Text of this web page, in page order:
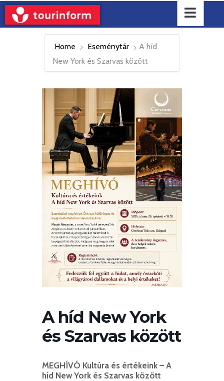
Home Eseménytár
A híd
New York és Szarvas között
A híd New York
és Szarvas között
MEGHÍVÓ Kultúra és értékeink – A
híd New York és Szarvas között